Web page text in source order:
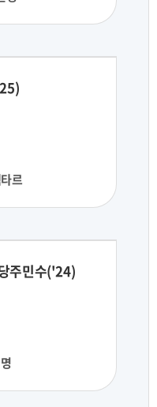
르
주민수('24)
명